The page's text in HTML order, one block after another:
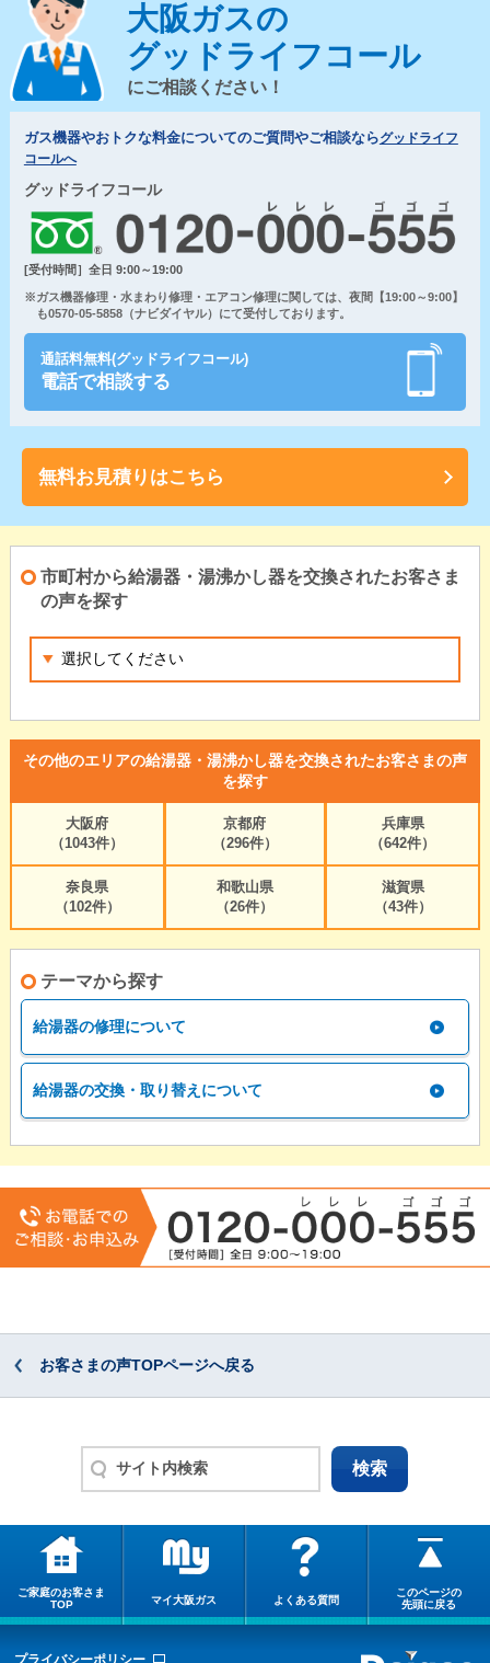
大阪ガスの
グッドライフコール
にご相談ください！
ガス機器やおトクな料金についてのご質問やご相談ならグッドライフ
コールへ
グッドライフコール
[受付時間］全日 9:00～19:00
※ガス機器修理・水まわり修理・エアコン修理に関しては、夜間【19:00～9:00】
も0570-05-5858（ナビダイヤル）にて受付しております。
通話料無料(グッドライフコール)
電話で相談する
無料お見積りはこちら
市町村から給湯器・湯沸かし器を交換されたお客さま
の声を探す
その他のエリアの給湯器・湯沸かし器を交換されたお客さまの声
を探す
大阪府
（1043件）
京都府
（296件）
兵庫県
（642件）
奈良県
（102件）
和歌山県
（26件）
滋賀県
（43件）
テーマから探す
給湯器の修理について
給湯器の交換・取り替えについて
お客さまの声TOPページへ戻る
ご家庭のお客さま
TOP
マイ大阪ガス よくある質問
このページの
先頭に戻る
プライバシーポリシー